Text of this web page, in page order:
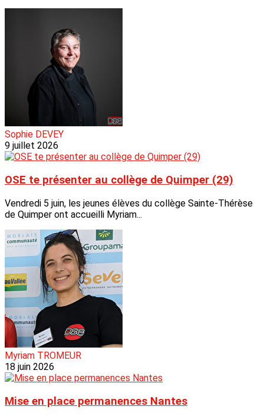
Sophie DEVEY
9 juillet 2026
OSE te présenter au collège de Quimper (29)
Vendredi 5 juin, les jeunes élèves du collège Sainte-Thérèse
de Quimper ont accueilli Myriam...
Myriam TROMEUR
18 juin 2026
Mise en place permanences Nantes